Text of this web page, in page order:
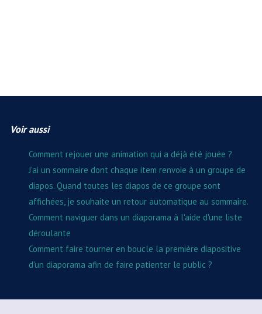
Voir aussi
Comment rejouer une animation qui a déjà été jouée ?
J'ai un sommaire dont chaque item renvoie à un groupe de
diapos. Quand toutes les diapos de ce groupe sont
affichées, je souhaite un retour automatique au sommaire.
Comment naviguer dans un diaporama à l'aide d'une liste
déroulante
Comment faire tourner en boucle la première diapositive
d'un diaporama afin de faire patienter le public ?